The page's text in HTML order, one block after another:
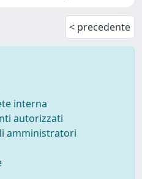
< precedente
interna
autorizzati
amministratori